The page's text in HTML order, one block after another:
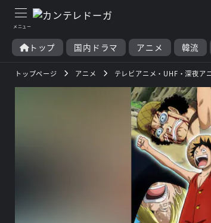
トップ 国内ドラマ アニメ 韓流
トップページ アニメ テレビアニメ・UHF・深夜ア